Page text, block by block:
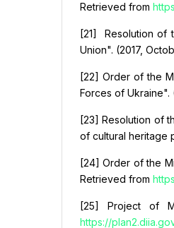
Retrieved from
[21] Resolution of
Union". (2017,
[22] Order of the
Forces of Ukraine".
[23] Resolution of
of cultural heritage
[24] Order of the
Retrieved from
[25] Project of
https://